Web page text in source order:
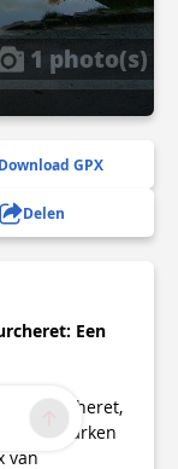
1 photo(s)
Download GPX
Delen
Een
Fourcheret,
Natuurparken
van